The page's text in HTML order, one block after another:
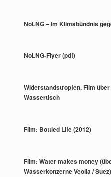
NoLNG – Im Klimabündnis
NoLNG-Flyer (pdf)
Widerstandstropfen. Film
Wassertisch
Film: Bottled Life (2012)
Film: Water makes money
Wasserkonzerne Veolia / Suez)